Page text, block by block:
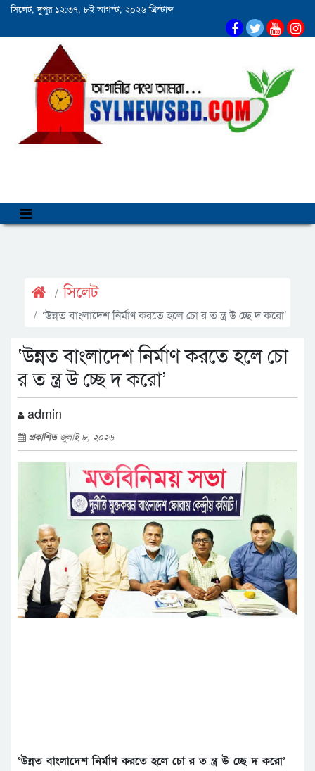
সিলেট, দুপুর ১২:৩৭, ৮ই আগস্ট, ২০২৬ খ্রিস্টাব্দ
সিলেট
‘উন্নত বাংলাদেশ নির্মাণ করতে হলে চো র ত ন্ত্র উ চ্ছে দ করো’
‘উন্নত বাংলাদেশ নির্মাণ করতে হলে চো
র ত ন্ত্র উ চ্ছে দ করো’
admin
প্রকাশিতজুলাই ৮, ২০২৬
‘উন্নত বাংলাদেশ নির্মাণ করতে হলে চো র ত ন্ত্র উ চ্ছে দ করো’